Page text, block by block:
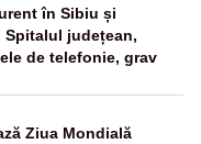
în Sibiu și
județean,
de telefonie, grav
Ziua Mondială